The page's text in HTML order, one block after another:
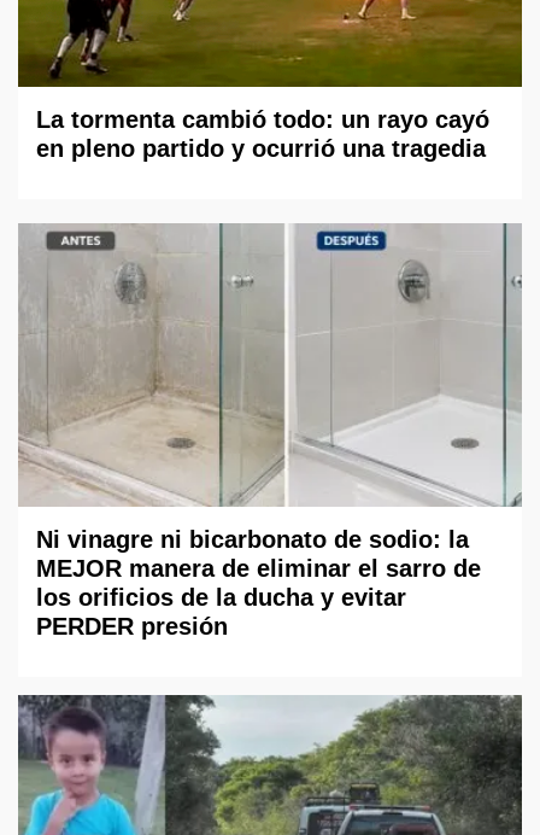
La tormenta cambió todo: un rayo cayó
en pleno partido y ocurrió una tragedia
Ni vinagre ni bicarbonato de sodio: la
MEJOR manera de eliminar el sarro de
los orificios de la ducha y evitar
PERDER presión